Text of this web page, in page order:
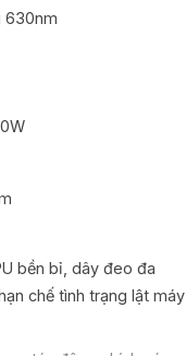
630nm​
bền bỉ, dây đeo đa
chế tình trạng lật máy